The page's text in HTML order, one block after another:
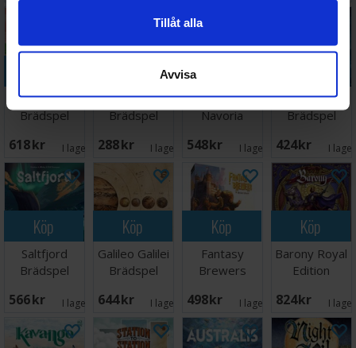
Tillåt alla
Avvisa
Tea Garden
Brädspel
618 SEK I lager: 3
Aqua
Brädspel
288 SEK I lager: 3
Explorers Of
Navoria
548 SEK I lager: 2
Sparks
Brädspel
424 SEK I
Köp
Saltfjord
Brädspel
566 SEK I lager: 5
Köp
Galileo Galilei
Brädspel
644 SEK I lager: 2
Köp
Fantasy
Brewers
498 SEK I lager: 1
Köp
Barony Royal
Edition
824 SEK I